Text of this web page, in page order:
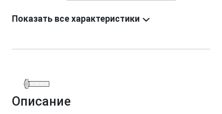
Показать все характеристики
Описание